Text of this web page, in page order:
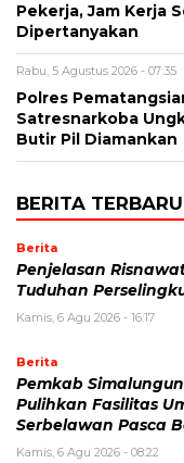
Pekerja, Jam Kerja
Dipertanyakan
Rabu, 5 Agustus 2026 - 07:35
Polres
Satresnarkoba
Butir Pil Diamankan
BERITA TERBARU
Berita
Penjelasan
Tuduhan
Kamis, 6 Agu 2026 - 16:17
Berita
Pemkab
Pulihkan Fasilitas
Serbelawan Pasca
Kamis, 6 Agu 2026 - 08:22